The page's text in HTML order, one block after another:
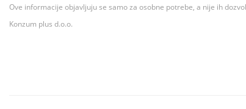
Ove informacije objavljuju se samo za osobne potrebe, a nije ih
Konzum plus d.o.o.